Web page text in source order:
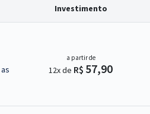
Investimento
a partir de
12x de R$ 57,90